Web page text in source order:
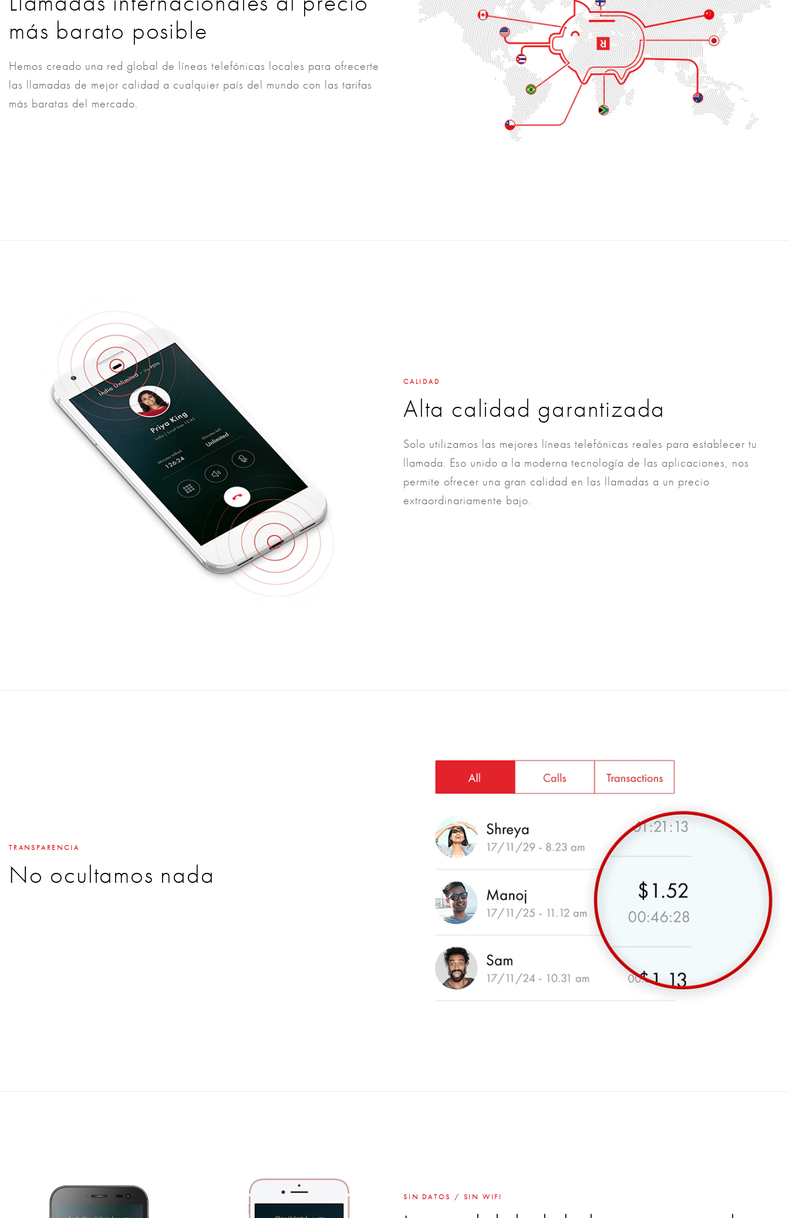
más barato posible
Hemos creado una red global de líneas telefónicas locales para ofrecerte
las llamadas de mejor calidad a cualquier país del mundo con las tarifas
más baratas del mercado.
CALIDAD
Alta calidad garantizada
Solo utilizamos las mejores líneas telefónicas reales para establecer tu
llamada. Eso unido a la moderna tecnología de las aplicaciones, nos
permite ofrecer una gran calidad en las llamadas a un precio
extraordinariamente bajo.
TRANSPARENCIA
No ocultamos nada
SIN DATOS / SIN WIFI